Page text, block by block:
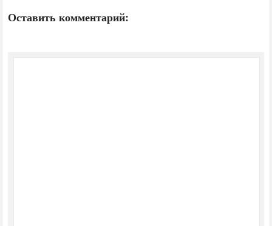
Оставить комментарий: